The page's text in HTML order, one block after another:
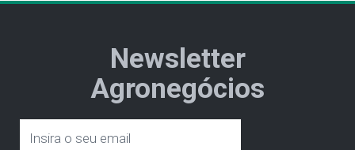
Newsletter
Agronegócios